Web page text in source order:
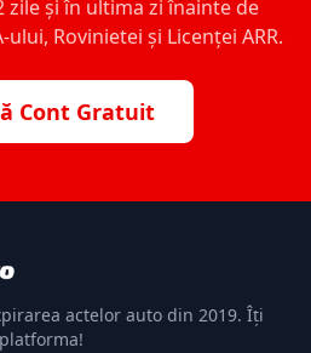
zile și în ultima zi înainte de
ului, Rovinietei și Licenței ARR.
Cont Gratuit
actelor auto din 2019. Îți